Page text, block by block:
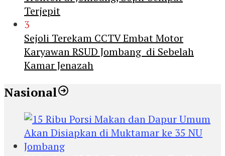
Terjepit
3
Sejoli Terekam CCTV Embat Motor
Karyawan RSUD Jombang di Sebelah
Kamar Jenazah
Nasional